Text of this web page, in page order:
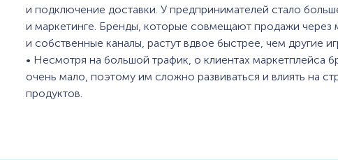
и подключение доставки. У предпринимателей стало
и маркетинге. Бренды, которые совмещают продажи через
и собственные каналы, растут вдвое быстрее, чем другие
• Несмотря на большой трафик, о клиентах маркетплейса
очень мало, поэтому им сложно развиваться и влиять на
продуктов.